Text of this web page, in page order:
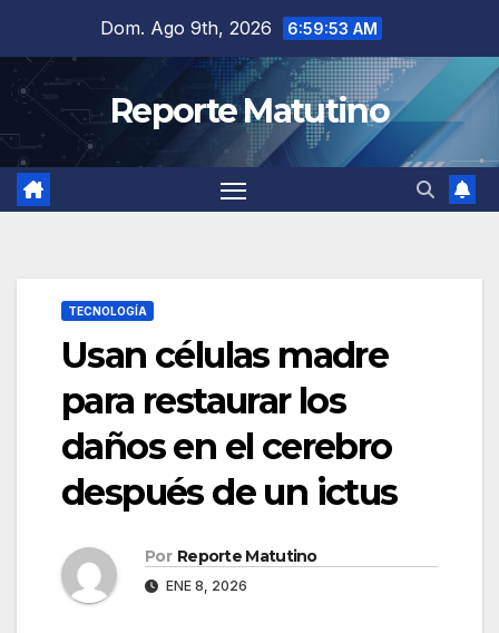
contenido
Dom. Ago 9th, 2026 6:59:54 AM
Reporte Matutino
TECNOLOGÍA
Usan células madre
para restaurar los
daños en el cerebro
después de un ictus
Por Reporte Matutino
ENE 8, 2026